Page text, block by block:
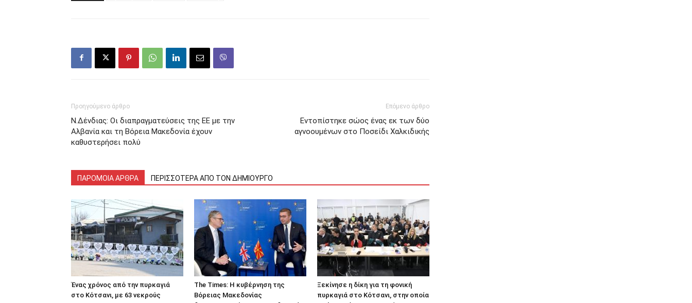
Προηγούμενο άρθρο
Ν.Δένδιας: Οι διαπραγματεύσεις της ΕΕ με την
Αλβανία και τη Βόρεια Μακεδονία έχουν
καθυστερήσει πολύ
Επόμενο άρθρο
Εντοπίστηκε σώος ένας εκ των δύο
αγνοουμένων στο Ποσείδι Χαλκιδικής
ΠΑΡΟΜΟΙΑ ΑΡΘΡΑ ΠΕΡΙΣΣΟΤΕΡΑ ΑΠΟ ΤΟΝ ΔΗΜΙΟΥΡΓΟ
Ένας χρόνος από την πυρκαγιά
στο Κότσανι, με 63 νεκρούς
The Times: Η κυβέρνηση της
Βόρειας Μακεδονίας
Ξεκίνησε η δίκη για τη φονική
πυρκαγιά στο Κότσανι, στην οποία